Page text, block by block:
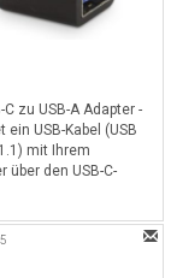
C zu USB-A Adapter -
ein USB-Kabel (USB
mit Ihrem
über den USB-C-